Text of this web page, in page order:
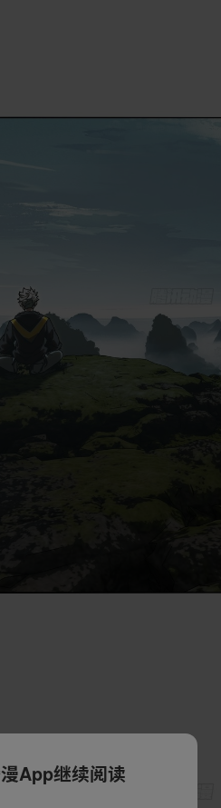
App继续阅读